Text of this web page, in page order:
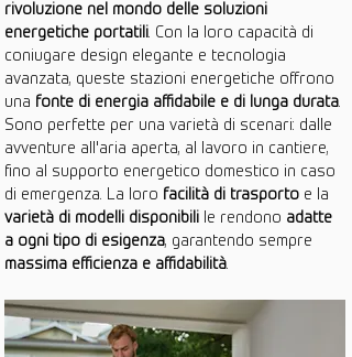
rivoluzione nel mondo delle soluzioni
energetiche portatili. Con la loro capacità di
coniugare design elegante e tecnologia
avanzata, queste stazioni energetiche offrono
una fonte di energia affidabile e di lunga durata.
Sono perfette per una varietà di scenari: dalle
avventure all'aria aperta, al lavoro in cantiere,
fino al supporto energetico domestico in caso
di emergenza. La loro facilità di trasporto e la
varietà di modelli disponibili le rendono adatte
a ogni tipo di esigenza, garantendo sempre
massima efficienza e affidabilità.